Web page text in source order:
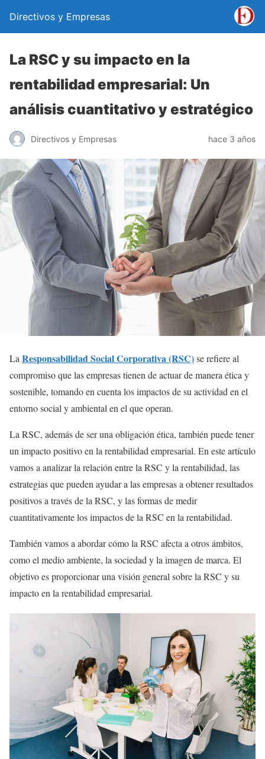
Directivos y Empresas
La RSC y su impacto en la
rentabilidad empresarial: Un
análisis cuantitativo y estratégico
Directivos y Empresas hace 3 años
La Responsabilidad Social Corporativa (RSC)se refiere al
compromiso que las empresas tienen de actuar de manera ética y
sostenible, tomando en cuenta los impactos de su actividad en el
entorno social y ambiental en el que operan.
La RSC, además de ser una obligación ética, también puede tener
un impacto positivo en la rentabilidad empresarial. En este artículo
vamos a analizar la relación entre la RSC y la rentabilidad, las
estrategias que pueden ayudar a las empresas a obtener resultados
positivos a través de la RSC, y las formas de medir
cuantitativamente los impactos de la RSC en la rentabilidad.
También vamos a abordar cómo la RSC afecta a otros ámbitos,
como el medio ambiente, la sociedad y la imagen de marca. El
objetivo es proporcionar una visión general sobre la RSC y su
impacto en la rentabilidad empresarial.